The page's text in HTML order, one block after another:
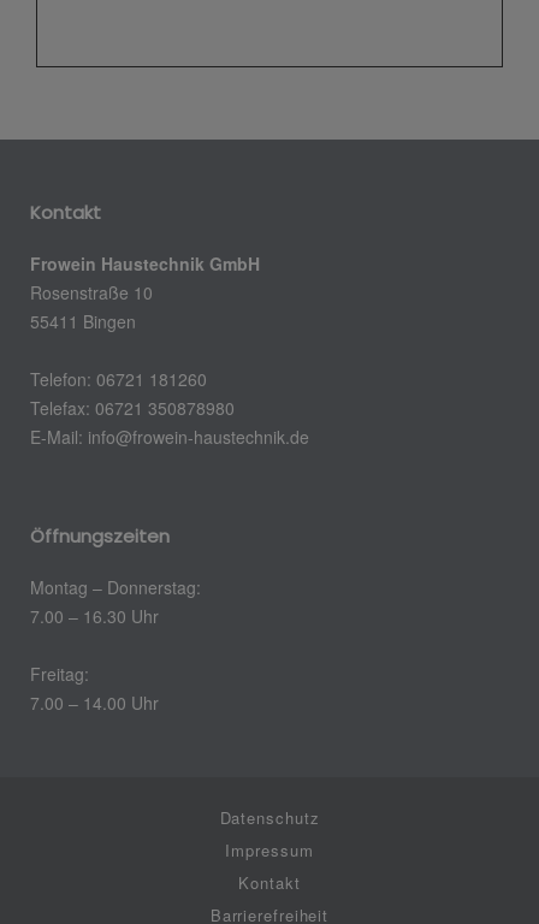
Kontakt
Frowein Haustechnik GmbH
Rosenstraße 10
55411 Bingen
Telefon: 06721 181260
Telefax: 06721 350878980
E-Mail: info@frowein-haustechnik.de
Öffnungszeiten
Montag – Donnerstag:
7.00 – 16.30 Uhr
Freitag:
7.00 – 14.00 Uhr
Datenschutz
Impressum
Kontakt
Barrierefreiheit